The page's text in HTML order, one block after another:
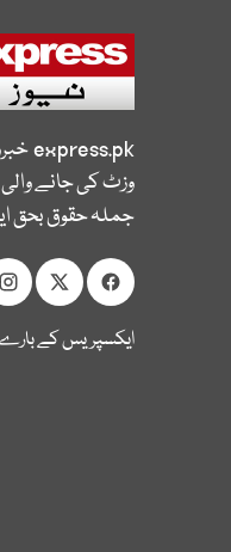
express.pk
وزٹ کی جانے
جملہ حقوق بحق
ایکسپریس کے